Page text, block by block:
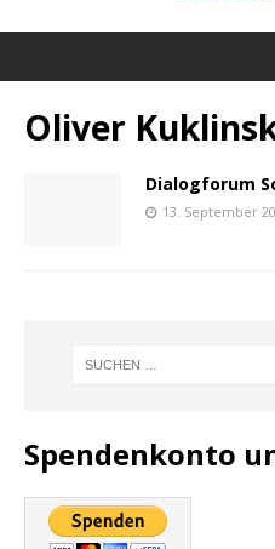
Oliver
Dialogforum
13. September
Spendenkonto